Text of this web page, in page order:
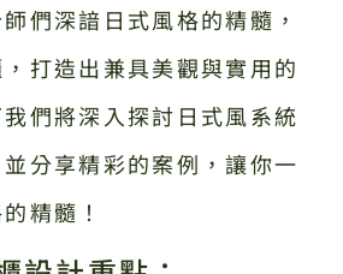
們深諳日式風格的精髓，
打造出兼具美觀與實用的
們將深入探討日式風系統
分享精彩的案例，讓你一
精髓！